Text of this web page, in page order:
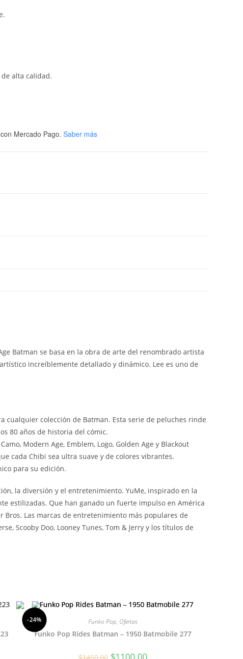
alta calidad.
con Mercado Pago. Saber más
Batman se basa en la obra de arte del renombrado artista
increíblemente detallado y dinámico. Lee es uno de
cualquier colección de Batman. Esta serie de peluches rinde
80 años de historia del cómic.
Modern Age, Emblem, Logo, Golden Age y Blackout
cada Chibi sea ultra suave y de colores vibrantes.
para su edición.
la diversión y el entretenimiento. YuMe, inspirado en la
estilizadas. Que han ganado un fuerte impulso en América
Bros. Las marcas de entretenimiento más populares de
Scooby Doo, Looney Tunes, Tom & Jerry y los títulos de
-24% Funko Pop, Ofertas
Funko Pop Rides Batman – 1950 Batmobile 277
El El